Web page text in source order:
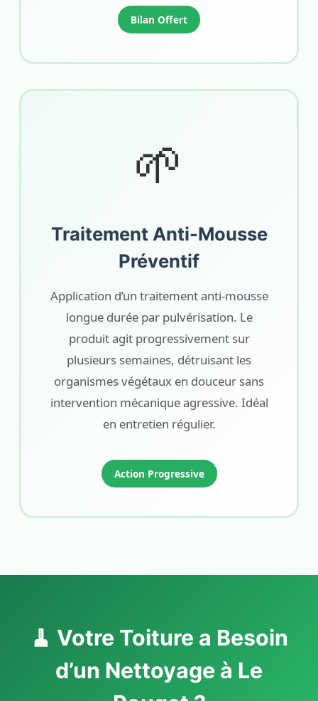
Bilan Offert
🌱
Traitement Anti-Mousse
Préventif
Application d’un traitement anti-mousse
longue durée par pulvérisation. Le
produit agit progressivement sur
plusieurs semaines, détruisant les
organismes végétaux en douceur sans
intervention mécanique agressive. Idéal
en entretien régulier.
Action Progressive
🧹 Votre Toiture a Besoin
d’un Nettoyage à Le